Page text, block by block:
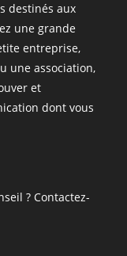
destinés aux
une grande
entreprise,
une association,
et
dont vous
? Contactez-